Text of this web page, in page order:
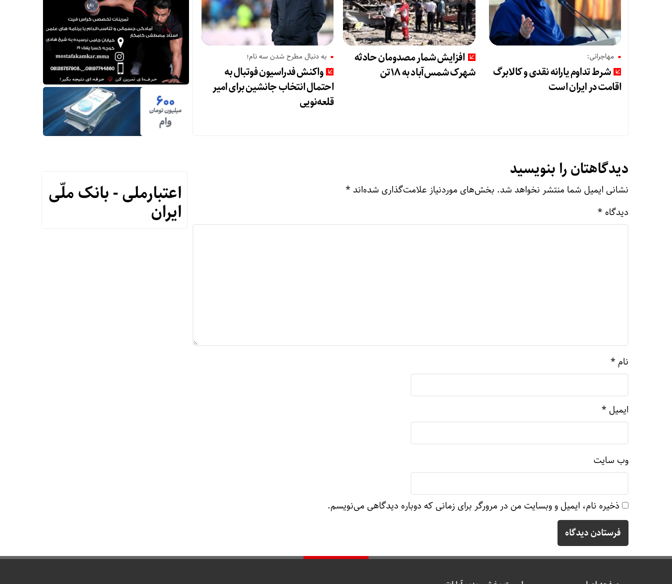
واکنش فدراسیون فوتبال به احتمال انتخاب جانشین برای امیر قلعه‌نویی
مهاجرانی:
شرط تداوم یارانه نقدی و کالابرگ
اقامت در ایران است
افزایش شمار مصدومان حادثه
شهرک شمس‌آباد به ۱۸تن
به دنبال مطرح شدن سه نام؛
واکنش فدراسیون فوتبال به
احتمال انتخاب جانشین برای امیر
قلعه‌نویی
دیدگاهتان را بنویسید
نشانی ایمیل شما منتشر نخواهد شد. بخش‌های موردنیاز علامت‌گذاری شده‌اند *
دیدگاه *
نام *
ایمیل *
وب‌ سایت
ذخیره نام، ایمیل و وبسایت من در مرورگر برای زمانی که دوباره دیدگاهی می‌نویسم.
اعتبارملی - بانک ملّی
ایران